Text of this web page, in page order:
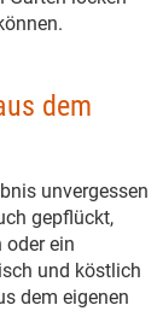
dem
unvergessen
gepflückt,
oder ein
und köstlich
dem eigenen